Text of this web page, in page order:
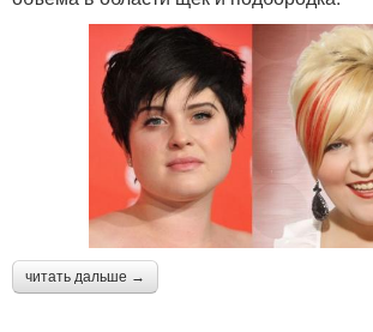
читать дальше →